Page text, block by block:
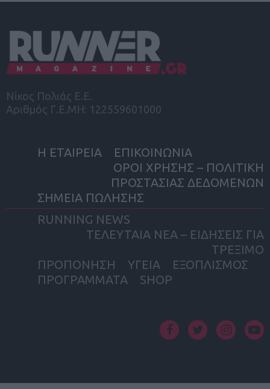
Νίκος Πολιάς Ε.Ε.
Αριθμός Γ.Ε.ΜΗ: 122559601000
Η ΕΤΑΙΡΕΙΑ
ΕΠΙΚΟΙΝΩΝΙΑ
ΟΡΟΙ ΧΡΗΣΗΣ – ΠΟΛΙΤΙΚΗ
ΠΡΟΣΤΑΣΙΑΣ ΔΕΔΟΜΕΝΩΝ
ΣΗΜΕΙΑ ΠΩΛΗΣΗΣ
RUNNING NEWS
ΤΕΛΕΥΤΑΙΑ ΝΕΑ – ΕΙΔΗΣΕΙΣ ΓΙΑ
ΤΡΕΞΙΜΟ
ΠΡΟΠΟΝΗΣΗ
ΥΓΕΙΑ
ΕΞΟΠΛΙΣΜΟΣ
ΠΡΟΓΡΑΜΜΑΤΑ
SHOP